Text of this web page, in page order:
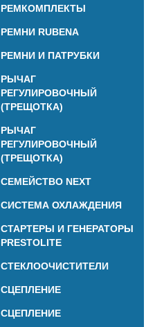
РЕМКОМПЛЕКТЫ
РЕМНИ RUBENA
РЕМНИ И ПАТРУБКИ
РЫЧАГ
РЕГУЛИРОВОЧНЫЙ
(ТРЕЩОТКА)
РЫЧАГ
РЕГУЛИРОВОЧНЫЙ
(ТРЕЩОТКА)
СЕМЕЙСТВО NEXT
СИСТЕМА ОХЛАЖДЕНИЯ
СТАРТЕРЫ И ГЕНЕРАТОРЫ
PRESTOLITE
СТЕКЛООЧИСТИТЕЛИ
СЦЕПЛЕНИЕ
СЦЕПЛЕНИЕ